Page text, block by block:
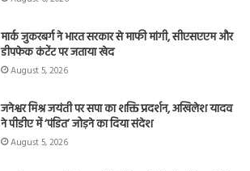
मार्क जुकरबर्ग ने भारत सरकार से माफी मांगी, सीएसएएम और
डीपफेक कंटेंट पर जताया खेद
August 5, 2026
जनेश्वर मिश्र जयंती पर सपा का शक्ति प्रदर्शन, अखिलेश यादव
ने पीडीए में ‘पंडित’ जोड़ने का दिया संदेश
August 5, 2026